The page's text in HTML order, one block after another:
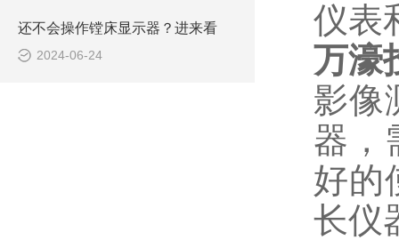
还不会操作镗床显示器？进来看
2024-06-24
仪表
万濠
影像
器，
好的
长仪